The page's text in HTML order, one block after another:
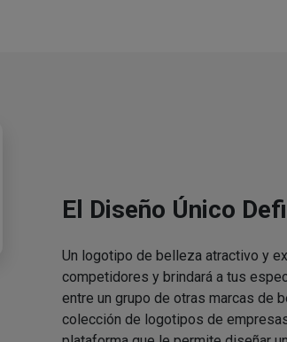
El Diseño Único
Un logotipo de belleza atractivo y
competidores y brindará a tus
entre un grupo de otras marcas de
colección de logotipos de